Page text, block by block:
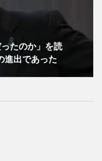
たのか」を読
出であった